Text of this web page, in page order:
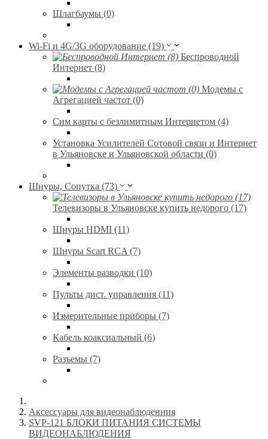
Шлагбаумы (0)
Wi-Fi и 4G/3G оборудование (19)
Беспроводной
Интернет (8)
Модемы с
Агрегацией частот (0)
Сим карты с безлимитным Интернетом (4)
Установка Усилителей Сотовой связи и Интернет
в Ульяновске и Ульяновской области (0)
Шнуры, Сопутка (73)
Телевизоры в Ульяновске купить недорого (17)
Шнуры HDMI (11)
Шнуры Scart RCA (7)
Элементы разводки (10)
Пульты дист. управления (11)
Измерительные приборы (7)
Кабель коаксиальный (6)
Разъемы (7)
Аксессуары для видеонаблюденния
SVP-121 БЛОКИ ПИТАНИЯ CИСТЕМЫ
ВИДЕОНАБЛЮДЕНИЯ